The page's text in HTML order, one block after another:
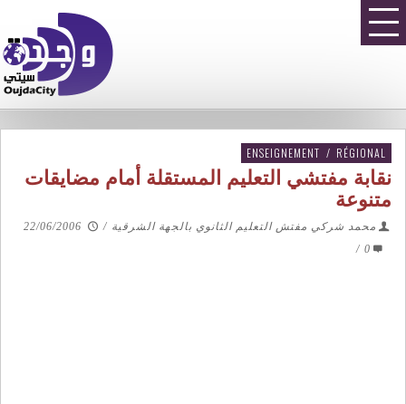
ENSEIGNEMENT / RÉGIONAL
نقابة مفتشي التعليم المستقلة أمام مضايقات
متنوعة
محمد شركي مفتش التعليم الثانوي بالجهة الشرقية /
22/06/2006
0
/